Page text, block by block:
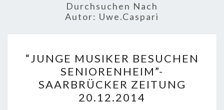
Durchsuchen Nach
Autor: Uwe.caspari
MUSIKER
BESUCHEN
SENIORENHEIM”-
SAARBRÜCKER
“JUNGE MUSIKER BESUCHEN
SENIORENHEIM”-
SAARBRÜCKER ZEITUNG
20.12.2014